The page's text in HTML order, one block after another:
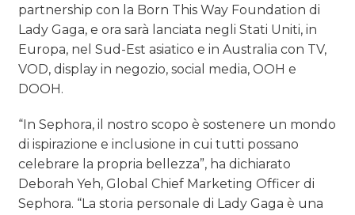
partnership con la Born This Way Foundation di
Lady Gaga, e ora sarà lanciata negli Stati Uniti, in
Europa, nel Sud-Est asiatico e in Australia con TV,
VOD, display in negozio, social media, OOH e
DOOH.
“In Sephora, il nostro scopo è sostenere un mondo
di ispirazione e inclusione in cui tutti possano
celebrare la propria bellezza”, ha dichiarato
Deborah Yeh, Global Chief Marketing Officer di
Sephora. “La storia personale di Lady Gaga è una